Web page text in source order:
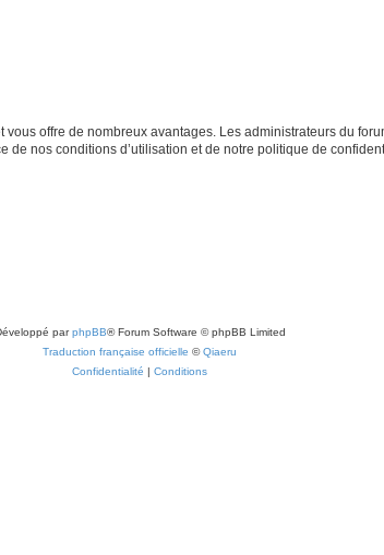
offre de nombreux avantages. Les administrateurs du
de nos conditions d’utilisation et de notre politique de
parphpBB® Forum Software © phpBB Limited
Traduction française officielle ©Qiaeru
Confidentialité | Conditions